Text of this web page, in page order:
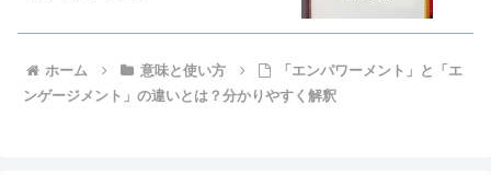
ホーム 意味と使い方
「エンパワーメント」と「エ
ンゲージメント」の違いとは？分かりやすく解釈